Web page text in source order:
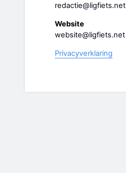
redactie@ligfiets.net
Website
website@ligfiets.net
Privacyverklaring